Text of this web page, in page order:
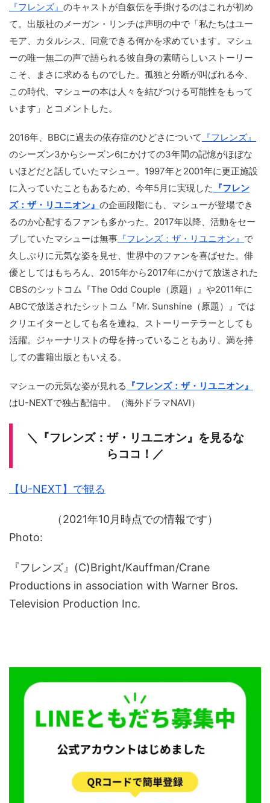
『フレンズ』 のキャストが自叙伝を手掛けるのはこれが初め
て。出版社のメーガン・リンチは声明の中で「私たちはユー
モア、カタルシス、同意できる何かを求めています。マシュ
ーの唯一無二の声で語られる彼自身の素晴らしいストーリー
こそ、まさに求めるものでした。孤独と分断が叫ばれる今、
この時代、マシューの本は人々を結びつける可能性をもって
います」とコメントした。
2016年、BBCに過去の依存症のひどさについて 『フレンズ』
のシーズン3からシーズン6にかけての3年間の記憶がほぼな
いほどだと話していたマシュー。1997年と2001年に更正施設
に入っていたこともあるため、今年5月に実現した 『フレン
ズ：ザ・リユニオン』 の企画段階にも、マシューが登場でき
るのか心配するファンも多かった。2017年以降、活動をセー
ブしていたマシューは無事 『フレンズ：ザ・リユニオン』 で
久しぶりに元気な姿を見せ、世界中のファンを喜ばせた。俳
優としてはもちろん、2015年から2017年にかけて放送された
CBSのシットコム『The Odd Couple（原題）』や2011年に
ABCで放送されたシットコム『Mr. Sunshine（原題）』では
クリエイターとしても名を連ね、ストーリーテラーとしても
活躍。ジャーナリストの母を持っていることもあり、満を持
しての書籍出版ともいえる。
マシューの元気な姿が見れる 『フレンズ：ザ・リユニオン』
はU-NEXTで独占配信中。（海外ドラマNAVI）
＼『フレンズ：ザ・リユニオン』を見るな
らココ！／
【U-NEXT】で観る
（2021年10月時点での情報です）
Photo:
『フレンズ』(C)Bright/Kauffman/Crane
Productions in association with Warner Bros.
Television Production Inc.